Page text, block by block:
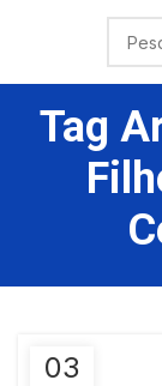
Tag
03